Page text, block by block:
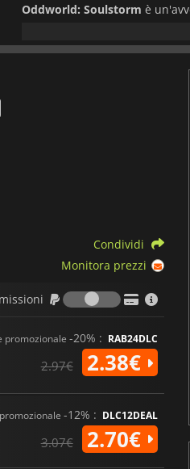
Oddworld: Soulstorm è
moderna che introduce
quelle viste in altri giochi
della furtività e della sua
nei livelli labirintici della
avanza nei diversi livelli.
seguirlo, e tenerli tutti al
Naturalmente, questo gli
Condividi
Monitora prezzi
Commissioni
promozionale -20% : RAB24DLC
2.97€ 2.38€
-12% : DLC12DEAL
3.07€ 2.70€